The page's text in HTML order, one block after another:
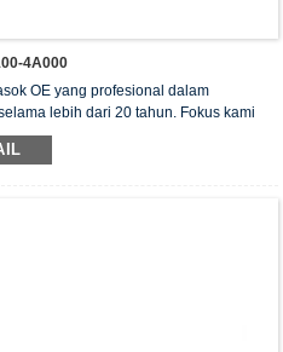
4A000
OE yang profesional dalam
lebih dari 20 tahun. Fokus kami
silinder kami telah memperoleh
dengan penyegelan tinggi",